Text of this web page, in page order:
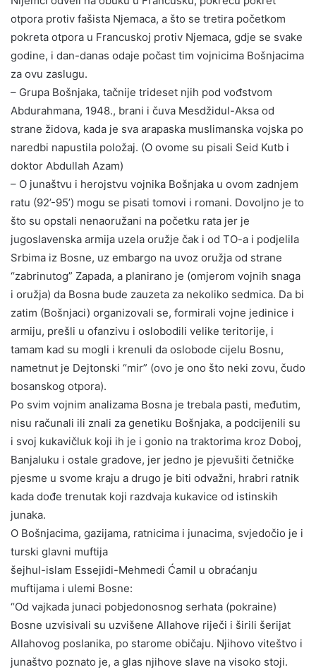
otpora protiv fašista Njemaca, a što se tretira početkom
pokreta otpora u Francuskoj protiv Njemaca, gdje se svake
godine, i dan-danas odaje počast tim vojnicima Bošnjacima
za ovu zaslugu.
– Grupa Bošnjaka, tačnije trideset njih pod vođstvom
Abdurahmana, 1948., brani i čuva Mesdžidul-Aksa od
strane židova, kada je sva arapaska muslimanska vojska po
naredbi napustila položaj. (O ovome su pisali Seid Kutb i
doktor Abdullah Azam)
– O junaštvu i herojstvu vojnika Bošnjaka u ovom zadnjem
ratu (92’-95’) mogu se pisati tomovi i romani. Dovoljno je to
što su opstali nenaoružani na početku rata jer je
jugoslavenska armija uzela oružje čak i od TO-a i podjelila
Srbima iz Bosne, uz embargo na uvoz oružja od strane
“zabrinutog” Zapada, a planirano je (omjerom vojnih snaga
i oružja) da Bosna bude zauzeta za nekoliko sedmica. Da bi
zatim (Bošnjaci) organizovali se, formirali vojne jedinice i
armiju, prešli u ofanzivu i oslobodili velike teritorije, i
tamam kad su mogli i krenuli da oslobode cijelu Bosnu,
nametnut je Dejtonski “mir” (ovo je ono što neki zovu, čudo
bosanskog otpora).
Po svim vojnim analizama Bosna je trebala pasti, međutim,
nisu računali ili znali za genetiku Bošnjaka, a podcijenili su
i svoj kukavičluk koji ih je i gonio na traktorima kroz Doboj,
Banjaluku i ostale gradove, jer jedno je pjevušiti četničke
pjesme u svome kraju a drugo je biti odvažni, hrabri ratnik
kada dođe trenutak koji razdvaja kukavice od istinskih
junaka.
O Bošnjacima, gazijama, ratnicima i junacima, svjedočio je i
turski glavni muftija
šejhul-islam Essejidi-Mehmedi Ćamil u obraćanju
muftijama i ulemi Bosne:
“Od vajkada junaci pobjedonosnog serhata (pokraine)
Bosne uzvisivali su uzvišene Allahove riječi i širili šerijat
Allahovog poslanika, po starome običaju. Njihovo viteštvo i
junaštvo poznato je, a glas njihove slave na visoko stoji.